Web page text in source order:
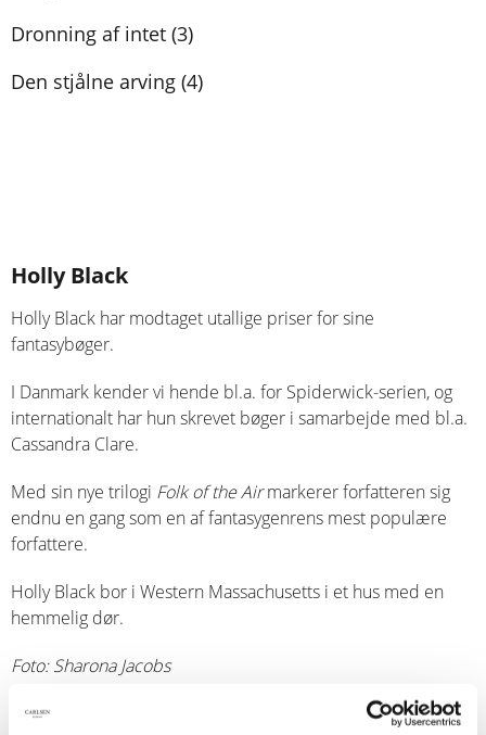
Dronning af intet (3)
Den stjålne arving (4)
Holly Black
Holly Black har modtaget utallige priser for sine
fantasybøger.
I Danmark kender vi hende bl.a. for Spiderwick-serien, og
internationalt har hun skrevet bøger i samarbejde med bl.a.
Cassandra Clare.
Med sin nye trilogi Folk of the Airmarkerer forfatteren sig
endnu en gang som en af fantasygenrens mest populære
forfattere.
Holly Black bor i Western Massachusetts i et hus med en
hemmelig dør.
Foto: Sharona Jacobs